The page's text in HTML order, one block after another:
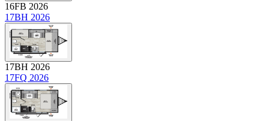
16FB 2026
17BH 2026
17BH 2026
17FQ 2026